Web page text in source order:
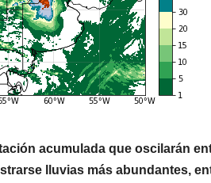
acumulada que oscilarán
lluvias más abundantes,